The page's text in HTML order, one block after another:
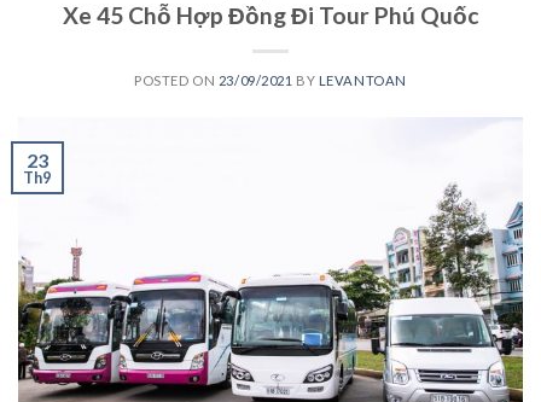
Xe 45 Chỗ Hợp Đồng Đi Tour Phú Quốc
POSTED ON 23/09/2021 BY LEVANTOAN
23
Th9